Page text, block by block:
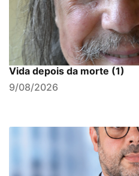
Vida depois da morte (1)
9/08/2026